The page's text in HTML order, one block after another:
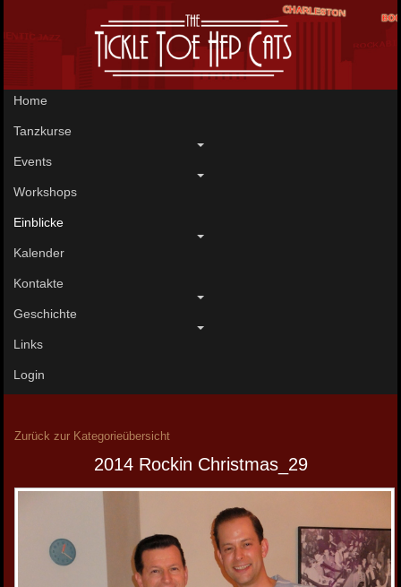
Home
Tanzkurse
Events
Workshops
Einblicke
Kalender
Kontakte
Geschichte
Links
Login
Zurück zur Kategorieübersicht
2014 Rockin Christmas_29